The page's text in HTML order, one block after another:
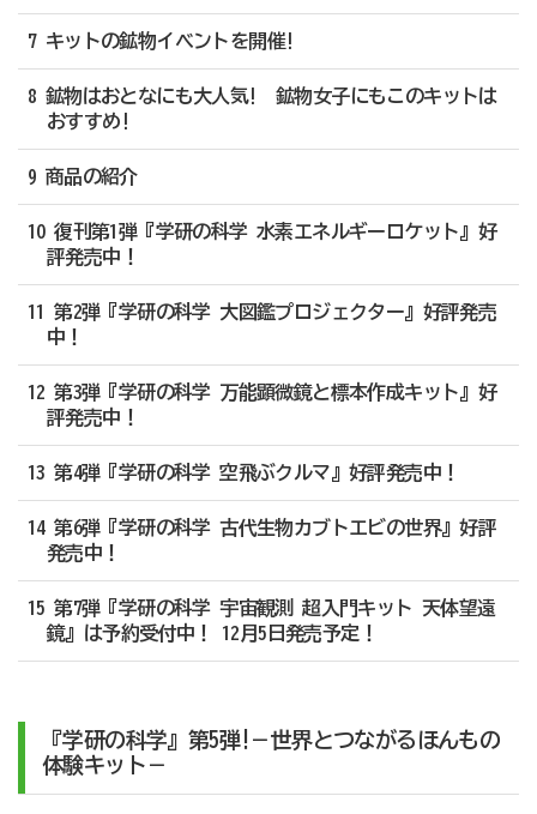
7 キットの鉱物イベントを開催!
8 鉱物はおとなにも大人気! 鉱物女子にもこのキットは
おすすめ!
9 商品の紹介
10 復刊第1弾『学研の科学 水素エネルギーロケット』好
評発売中！
11 第2弾『学研の科学 大図鑑プロジェクター』好評発売
中！
12 第3弾『学研の科学 万能顕微鏡と標本作成キット』好
評発売中！
13 第4弾『学研の科学 空飛ぶクルマ』好評発売中！
14 第6弾『学研の科学 古代生物カブトエビの世界』好評
発売中！
15 第7弾『学研の科学 宇宙観測 超入門キット 天体望遠
鏡』は予約受付中！ 12月5日発売予定！
『学研の科学』第5弾!－世界とつながるほんもの
体験キット－